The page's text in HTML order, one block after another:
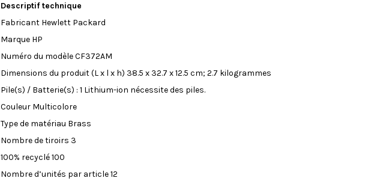
Descriptif technique
Fabricant ‎Hewlett Packard
Marque ‎HP
Numéro du modèle‎CF372AM
Dimensions du produit (L x l x h) ‎38.5 x 32.7 x 12.5 cm; 2.7 kilogrammes
Pile(s) / Batterie(s) : ‎1 Lithium-ion nécessite des piles.
Couleur ‎Multicolore
Type de matériau ‎Brass
Nombre de tiroirs ‎3
100% recyclé‎100
Nombre d’unités par article‎12